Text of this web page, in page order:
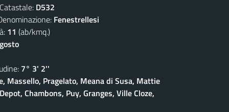
D532
Fenestrellesi
11 (ab/kmq.)
7° 3' 2''
Massello, Pragelato, Meana di Susa, Mattie
Chambons, Puy, Granges, Ville Cloze,